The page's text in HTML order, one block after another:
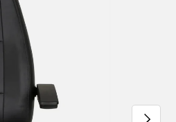
Nächste